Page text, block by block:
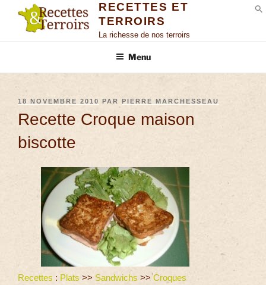
RECETTES ET
TERROIRS
La richesse de nos terroirs
Menu
18 NOVEMBRE 2010 PAR PIERRE MARCHESSEAU
Recette Croque maison
biscotte
Recettes : Plats >> Sandwichs >>Croques